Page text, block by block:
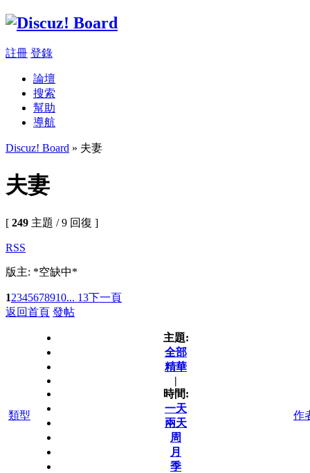
註冊 登錄
論壇
搜索
幫助
導航
Discuz! Board » 夫妻
夫妻
[ 249 主題 / 9 回復 ]
RSS
版主: *空缺中*
12345678910... 13下一頁
返回首頁 發帖
類型
主題:
全部
精華
|
時間:
一天
兩天
周
月
季
作